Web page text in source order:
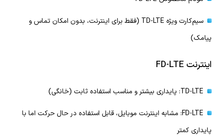
سیم‌کارت ویژه TD-LTE (فقط برای اینترنت، بدون امکان تماس و
پیامک)
اینترنت FD-LTE
TD-LTE: پایداری بیشتر و مناسب استفاده ثابت (خانگی)
FD-LTE: مشابه اینترنت موبایل، قابل استفاده در حال حرکت اما با
پایداری کمتر